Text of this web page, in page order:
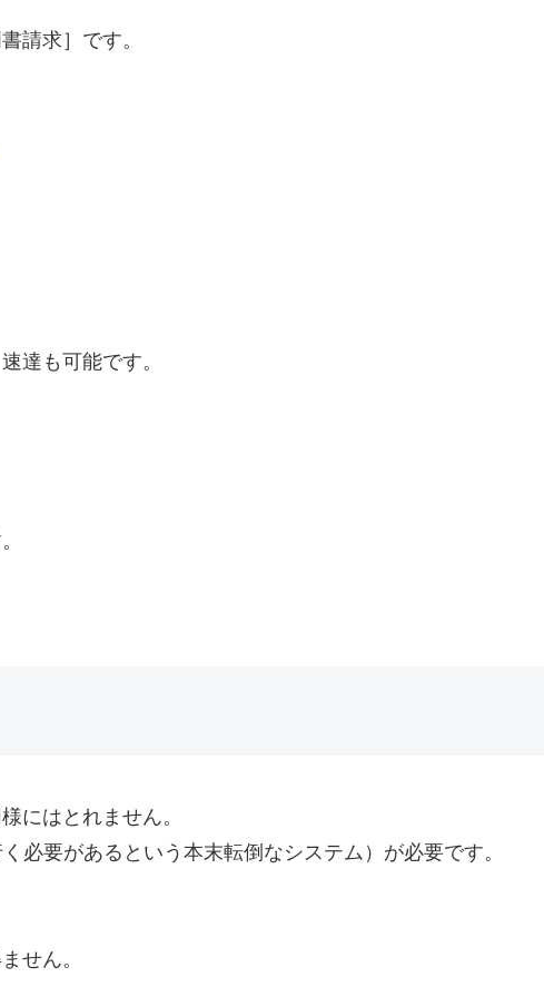
請求］です。
達も可能です。
にはとれません。
必要があるという本末転倒なシステム）が必要です。
せん。